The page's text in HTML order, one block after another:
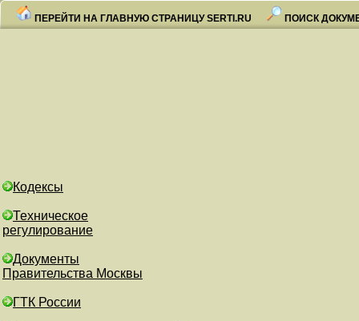
ПЕРЕЙТИ НА ГЛАВНУЮ СТРАНИЦУ SERTI.RU ПОИСК
Кодексы
Техническое
регулирование
Документы
Правительства Москвы
ГТК России